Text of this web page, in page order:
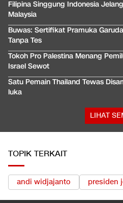
Filipina Singgung Indonesia
Malaysia
Buwas: Sertifikat Pramuka
Tanpa Tes
Tokoh Pro Palestina Menang
Israel Sewot
Satu Pemain Thailand Tewas
luka
LIHAT
TOPIK TERKAIT
andi widjajanto presiden